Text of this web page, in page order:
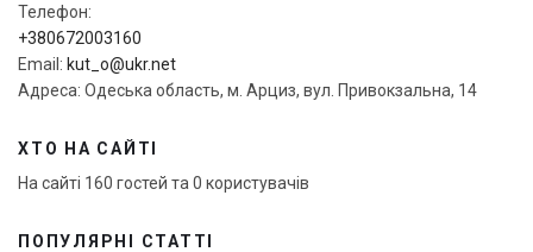
Телефон:
+380672003160
Email: kut_o@ukr.net
Адреса: Одеська область, м. Арциз, вул. Привокзальна, 14
ХТО НА САЙТІ
На сайті 160 гостей та 0 користувачів
ПОПУЛЯРНІ СТАТТІ